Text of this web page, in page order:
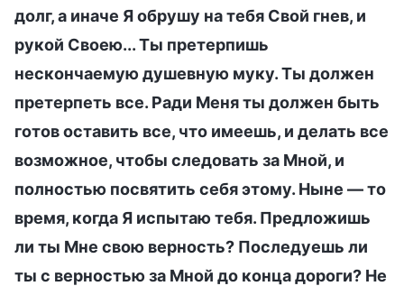
долг, а иначе Я обрушу на тебя Свой гнев, и
рукой Своею... Ты претерпишь
нескончаемую душевную муку. Ты должен
претерпеть все. Ради Меня ты должен быть
готов оставить все, что имеешь, и делать все
возможное, чтобы следовать за Мной, и
полностью посвятить себя этому. Ныне — то
время, когда Я испытаю тебя. Предложишь
ли ты Мне свою верность? Последуешь ли
ты с верностью за Мной до конца дороги? Не